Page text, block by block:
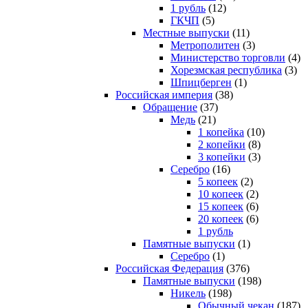
1 рубль (12)
ГКЧП (5)
Местные выпуски (11)
Метрополитен (3)
Министерство торговли (4)
Хорезмская республика (3)
Шпицберген (1)
Российская империя (38)
Обращение (37)
Медь (21)
1 копейка (10)
2 копейки (8)
3 копейки (3)
Серебро (16)
5 копеек (2)
10 копеек (2)
15 копеек (6)
20 копеек (6)
1 рубль
Памятные выпуски (1)
Серебро (1)
Российская Федерация (376)
Памятные выпуски (198)
Никель (198)
Обычный чекан (187)